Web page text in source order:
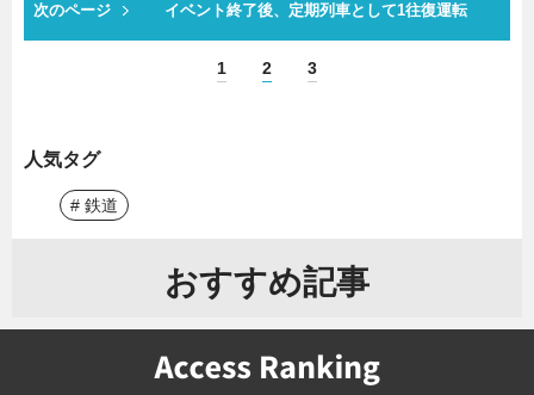
次のページ イベント終了後、定期列車として1往復運転
1 2 3
人気タグ
# 鉄道
おすすめ記事